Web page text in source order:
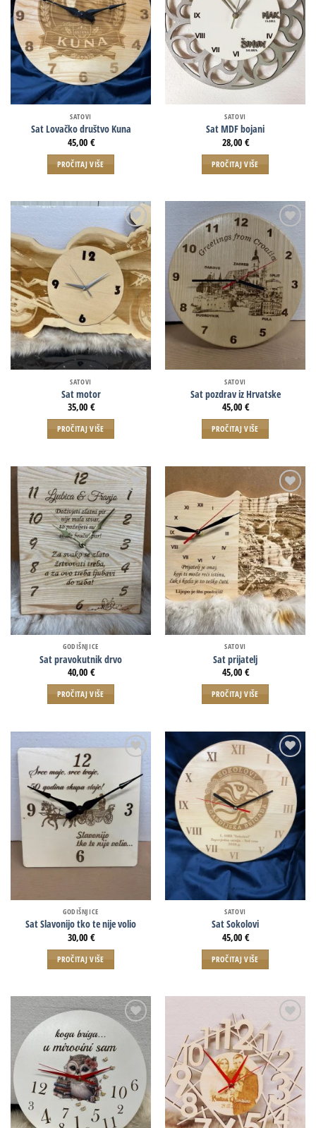
SATOVI
Sat Lovačko društvo Kuna
45,00 €
PROČITAJ VIŠE
SATOVI
Sat MDF bojani
28,00 €
PROČITAJ VIŠE
SATOVI
Sat motor
35,00 €
PROČITAJ VIŠE
SATOVI
Sat pozdrav iz Hrvatske
45,00 €
PROČITAJ VIŠE
GODIŠNJICE
Sat pravokutnik drvo
40,00 €
PROČITAJ VIŠE
SATOVI
Sat prijatelj
45,00 €
PROČITAJ VIŠE
GODIŠNJICE
Sat Slavonijo tko te nije volio
30,00 €
PROČITAJ VIŠE
SATOVI
Sat Sokolovi
45,00 €
PROČITAJ VIŠE